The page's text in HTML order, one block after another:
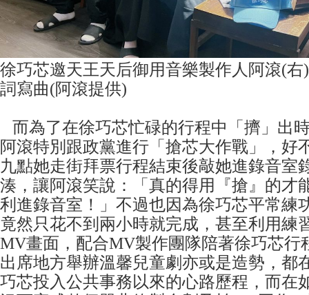
徐巧芯邀天王天后御用音樂製作人阿滾(
詞寫曲(阿滾提供)
而為了在徐巧芯忙碌的行程中「擠」出
阿滾特別跟政黨進行「搶芯大作戰」，好
九點她走街拜票行程結束後敲她進錄音室
湊，讓阿滾笑說：「真的得用『搶』的才
利進錄音室！」不過也因為徐巧芯平常練
竟然只花不到兩小時就完成，甚至利用練
MV畫面，配合MV製作團隊陪著徐巧芯行
出席地方舉辦溫馨兒童劇亦或是造勢，都
巧芯投入公共事務以來的心路歷程，而在